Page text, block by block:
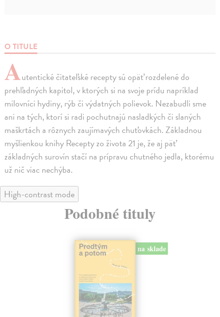
O TITULE
Autentické čitateľské recepty sú opäť rozdelené do
prehľadných kapitol, v ktorých si na svoje prídu napríklad
milovníci hydiny, rýb či výdatných polievok. Nezabudli sme
ani na tých, ktorí si radi pochutnajú nasladkých či slaných
maškrtách a rôznych zaujímavých chuťovkách. Základnou
myšlienkou knihy Recepty zo života 21 je, že aj päť
základných surovín stačí na prípravu chutného jedla, ktorému
už nič viac nechýba.
High-contrast mode
Podobné tituly